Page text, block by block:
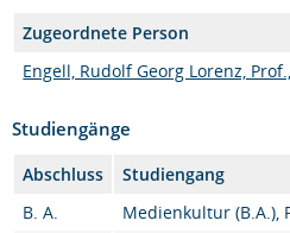
Zugeordnete Person
Engell, Rudolf Georg Lorenz,
Studiengänge
Abschluss
Studiengang
B. A.
Medienkultur (B.A.),